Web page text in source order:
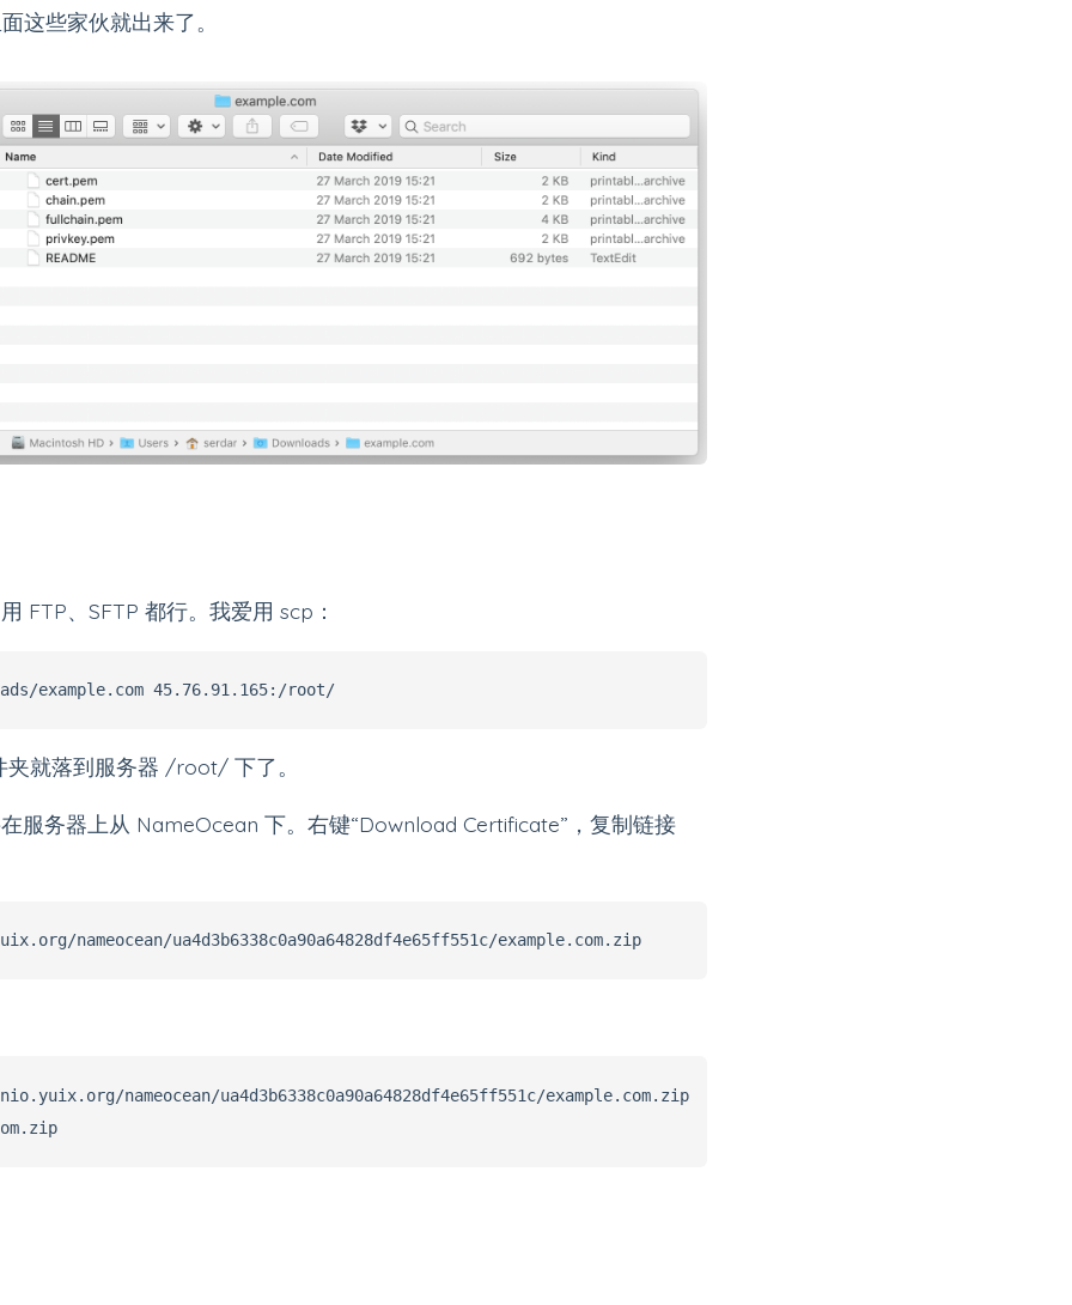
这些家伙就出来了。
FTP、SFTP 都行。我爱用 scp：
就落到服务器 /root/ 下了。
服务器上从 NameOcean 下。右键“Download Certificate”，复制链接
nameocean/ua4d3b6338c0a90a64828df4e65ff551c/example.com.zip